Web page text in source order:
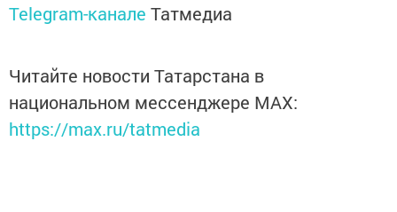
Telegram-канале Татмедиа
Читайте новости Татарстана в
национальном мессенджере MАХ:
https://max.ru/tatmedia